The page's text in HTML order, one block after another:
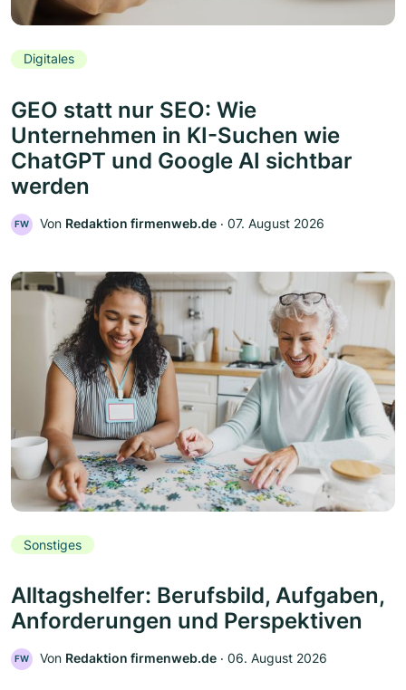
Digitales
GEO statt nur SEO: Wie
Unternehmen in KI-Suchen wie
ChatGPT und Google AI sichtbar
werden
FW Von Redaktion firmenweb.de ‧ 07. August 2026
Sonstiges
Alltagshelfer: Berufsbild, Aufgaben,
Anforderungen und Perspektiven
FW Von Redaktion firmenweb.de ‧ 06. August 2026